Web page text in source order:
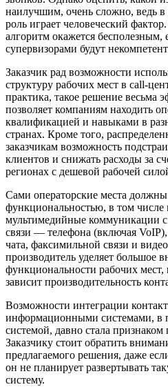
наилучшим, очень сложно, ведь в
роль играет человеческий
алгоритм окажется бесполезным,
супервизорами будут
Заказчик рад возможности
структуру рабочих мест в call-
практика, такое решение весьма
позволяет компаниям находить
квалификацией и навыками в
странах. Кроме того,
заказчикам возможность
клиентов и снижать расходы за
регионах с дешевой рабочей
Сами операторские места должны
функциональностью, в том числе
мультимедийные коммуникации
связи — телефона (включая
чата, факсимильной связи и
производитель уделяет большое
функциональности рабочих мест,
зависит производительность
Возможности интеграции
информационными системами, в
системой, давно стала
Заказчику стоит обратить
предлагаемого решения, даже
он не планирует развертывать
систему.